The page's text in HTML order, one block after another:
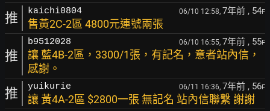
推 kaichi0804 06/10 12:58, 7年前 , 54F
售黃2C-2區 4800元連號兩張
推
b9512028 06/10 16:55, 7年前 , 55F
讓 藍4B-2區，3300/1張，有記名，意者站內信，
感謝。
推 yuikurie 06/11 16:36, 7年前 , 56F
讓 黃4A-2區 $2800一張 無記名 站內信聯繫 謝謝